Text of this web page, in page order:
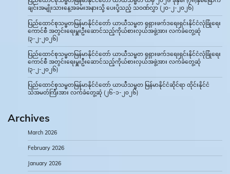
ချင်းအမျိုးသားနေ့အခမ်းအနားသို့ ပေးပို့သည့် သဝဏ်လွှာ (၂၀-၂-၂၀၂၆)
ပြည်ထောင်စုသမ္မတမြန်မာနိုင်ငံတော် ယာယီသမ္မတ ရုရှားဖက်ဒရေးရှင်းနိုင်ငံလုံခြုံရေး
ကောင်စီ အတွင်းရေးမှူးဦးဆောင်သည့်ကိုယ်စားလှယ်အဖွဲ့အား လက်ခံတွေ့ဆုံ
(၃-၂-၂၀၂၆)
ပြည်ထောင်စုသမ္မတမြန်မာနိုင်ငံတော် ယာယီသမ္မတ ရုရှားဖက်ဒရေးရှင်းနိုင်ငံလုံခြုံရေး
ကောင်စီ အတွင်းရေးမှူးဦးဆောင်သည့်ကိုယ်စားလှယ်အဖွဲ့အား လက်ခံတွေ့ဆုံ
(၃-၂-၂၀၂၆)
ပြည်ထောင်စုသမ္မတမြန်မာနိုင်ငံတော် ယာယီသမ္မတ မြန်မာနိုင်ငံဆိုင်ရာ ထိုင်းနိုင်ငံ
သံအမတ်ကြီးအား လက်ခံတွေ့ဆုံ (၂၆-၁-၂၀၂၆)
Archives
March 2026
February 2026
January 2026